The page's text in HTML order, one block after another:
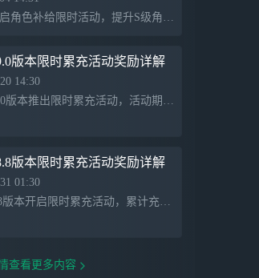
、超限武器「琉璃朱燧·开」上
生·渡尘之羽」装备后将激活星之
·渡尘之羽」全新推荐圣痕套装
人」上线。
崩坏3开启角色补给限时活动，提升S级角色天光驰彻和A级蓝莓特攻的获取概率。天光驰彻为虚数属性物理伤害角色，可灵活切换空地形态，强力蓄力攻击。蓝莓特攻为中近距离破盾输出，有防守反击技能。补给设有保底和保护机制，确保每10次必得A级或以上角色，最多90次确保获取天光驰彻。商城特惠礼包也同期上线。
版本限时累充活动奖励详解
14:30
崩坏3 9.0版本推出限时累充活动，活动期间舰长累计充值达到指定额度可获得丰富奖励，包括特殊服装兑换券、角色补给卡、装备补给卡等。充值128元及以上即可领取所需材料选择箱，并且648元可获武器直升券，直接将稀有武器升级至50级。此外，商城还上架特惠礼包，活动开放时间为更新后至9月24日04:00，适用等级为9级及以上。
版本限时累充活动奖励详解
01:30
崩坏38.8版本开启限时累充活动，累计充值可获得武器直升券、晋升印章、根源棱镜等丰富奖励，商城亦有限时特惠礼包。星愿祈礼活动于版本更新后开放至5月28日，等级9级以上的玩家可累计充值领取多档奖励，包括服装券、补给卡、根源棱镜等，支持一次性领取所有低额度奖励，丰富的奖励内容激励玩家积极参与。
查看更多内容